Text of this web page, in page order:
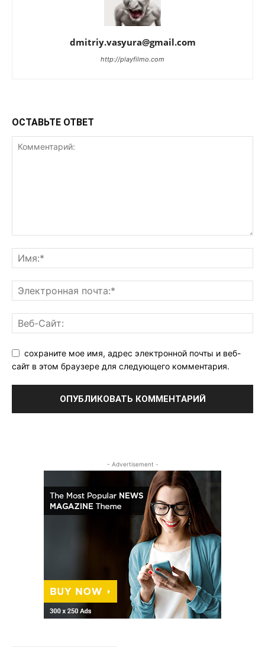
dmitriy.vasyura@gmail.com
http://playfilmo.com
ОСТАВЬТЕ ОТВЕТ
сохраните мое имя, адрес электронной почты и веб-
сайт в этом браузере для следующего комментария.
- Advertisement -